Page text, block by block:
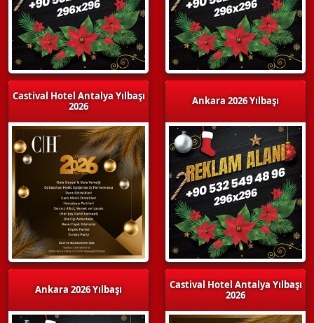
Castival Hotel Antalya Yılbaşı
2026
Ankara 2026 Yılbaşı
Ankara 2026 Yılbaşı
Castival Hotel Antalya Yılbaşı
2026